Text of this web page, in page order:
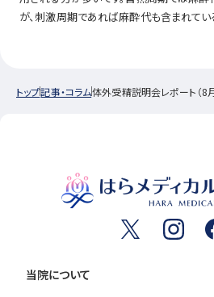
が、刺激周期であれば麻酔代も含まれてい
トップ記事・コラム体外受精説明会レポート（8
当院について